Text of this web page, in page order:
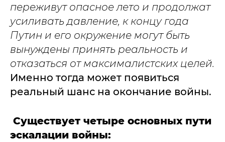
переживут опасное лето и продолжат
усиливать давление, к концу года
Путин и его окружение могут быть
вынуждены принять реальность и
отказаться от максималистских целей.
Именно тогда может появиться
реальный шанс на окончание войны.
Существует четыре основных пути
эскалации войны: